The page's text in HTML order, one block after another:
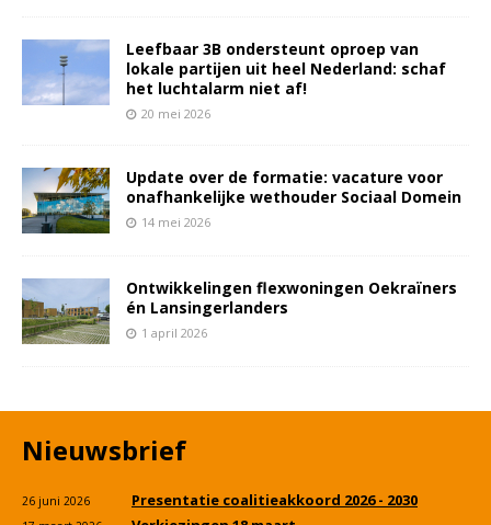
Leefbaar 3B ondersteunt oproep van
lokale partijen uit heel Nederland: schaf
het luchtalarm niet af!
20 mei 2026
Update over de formatie: vacature voor
onafhankelijke wethouder Sociaal Domein
14 mei 2026
Ontwikkelingen flexwoningen Oekraïners
én Lansingerlanders
1 april 2026
Nieuwsbrief
26 juni 2026 Presentatie coalitieakkoord 2026 - 2030